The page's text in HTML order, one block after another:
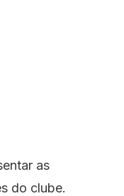
as
do clube.